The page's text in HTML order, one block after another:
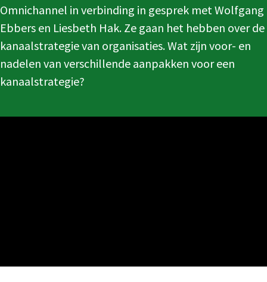
Omnichannel in verbinding in gesprek met Wolfgang
Ebbers en Liesbeth Hak. Ze gaan het hebben over de
kanaalstrategie van organisaties. Wat zijn voor- en
nadelen van verschillende aanpakken voor een
kanaalstrategie?